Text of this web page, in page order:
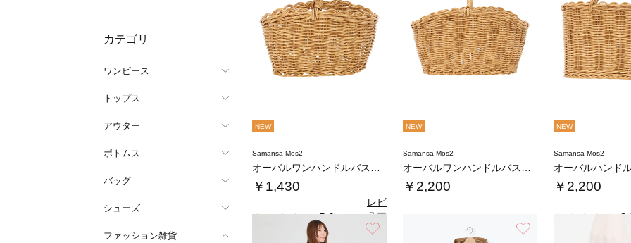
カテゴリ
ワンピース
トップス
アウター
ボトムス
バッグ
シューズ
ファッション雑貨
NEW
Samansa Mos2
￥1,430
5.0（1）
レビ
ュー
を見
る
NEW
Samansa Mos2
￥2,200
NEW
Samansa Mos2
オーバルハンド
￥2,200